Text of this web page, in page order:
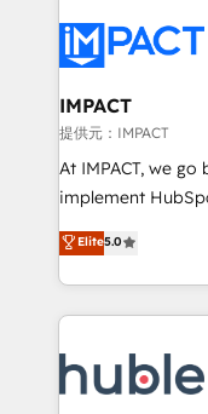
Slash months
Click "Contact
Integration
of your tech stack,
WooCommerce
Netsuite 🤖
the rare
Accreditation,
new HubSpot
CRM Migrations
IMPACT
提供元：IMPACT
At IMPACT, we
implement HubSpot. We teach your team
master it. As the creators of the Endless Customers
System™ (the
Answer), we’re
entirely around
skills, processes,
attract the right
Elite5.0